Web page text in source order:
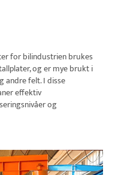
for bilindustrien brukes
og er mye brukt i
andre felt. I disse
effektiv
og